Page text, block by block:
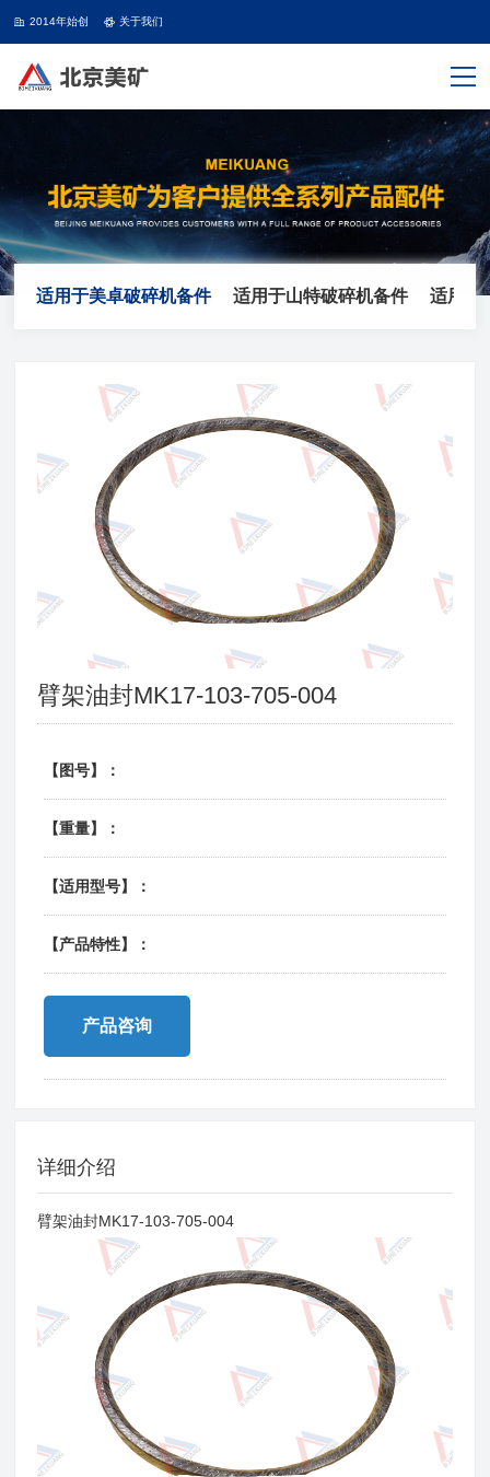
2014年始创 关于我们
适用于美卓破碎机备件 适用于山特破碎机备件 适用于
臂架油封MK17-103-705-004
【图号】：
【重量】：
【适用型号】：
【产品特性】：
产品咨询
详细介绍
臂架油封MK17-103-705-004